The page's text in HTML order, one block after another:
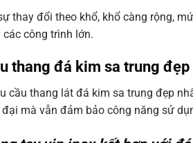
thay đổi theo khổ, khổ càng rộng,
công trình lớn.
thang đá kim sa trung
cầu thang lát đá kim sa trung đẹp
mà vẫn đảm bảo công năng sử